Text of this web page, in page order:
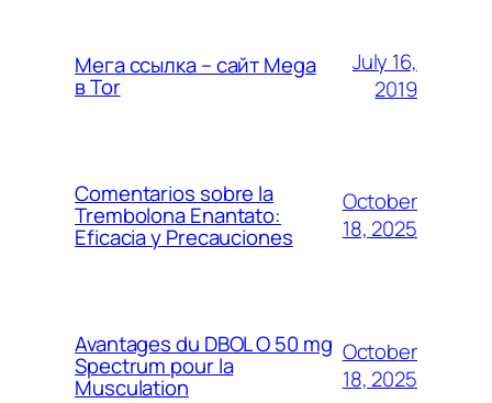
Мега ссылка – сайт Mega
в Tor
July 16,
2019
Comentarios sobre la
Trembolona Enantato:
Eficacia y Precauciones
October
18, 2025
Avantages du DBOL O 50 mg
Spectrum pour la
Musculation
October
18, 2025